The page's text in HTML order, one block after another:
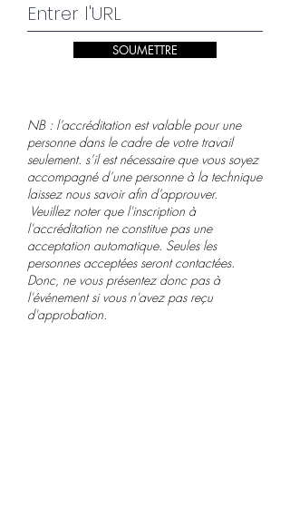
SOUMETTRE
NB : l’accréditation est valable pour une
personne dans le cadre de votre travail
seulement. s’il est nécessaire que vous soyez
accompagné d’une personne à la technique
laissez nous savoir afin d’approuver.
Veuillez noter que l'inscription à
l'accréditation ne constitue pas une
acceptation automatique. Seules les
personnes acceptées seront contactées.
Donc, ne vous présentez donc pas à
l'événement si vous n'avez pas reçu
d'approbation.